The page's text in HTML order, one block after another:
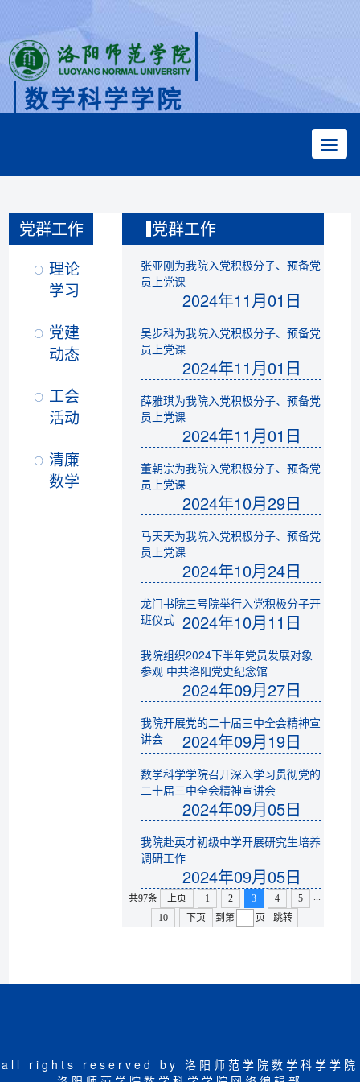
数学科学学院
党群工作
理论
学习
党建
动态
工会
活动
清廉
数学
党群工作
张亚刚为我院入党积极分子、预备党
员上党课
2024年11月01日
吴步科为我院入党积极分子、预备党
员上党课
2024年11月01日
薛雅琪为我院入党积极分子、预备党
员上党课
2024年11月01日
董朝宗为我院入党积极分子、预备党
员上党课
2024年10月29日
马天天为我院入党积极分子、预备党
员上党课
2024年10月24日
龙门书院三号院举行入党积极分子开
班仪式 2024年10月11日
我院组织2024下半年党员发展对象
参观 中共洛阳党史纪念馆
2024年09月27日
我院开展党的二十届三中全会精神宣
讲会
2024年09月19日
数学科学学院召开深入学习贯彻党的
二十届三中全会精神宣讲会
2024年09月05日
我院赴英才初级中学开展研究生培养
调研工作
2024年09月05日
共97条 上页 1 2 3 4 5
...
10
下页 到第 页 跳转
all rights reserved by 洛阳师范学院数学科学学院